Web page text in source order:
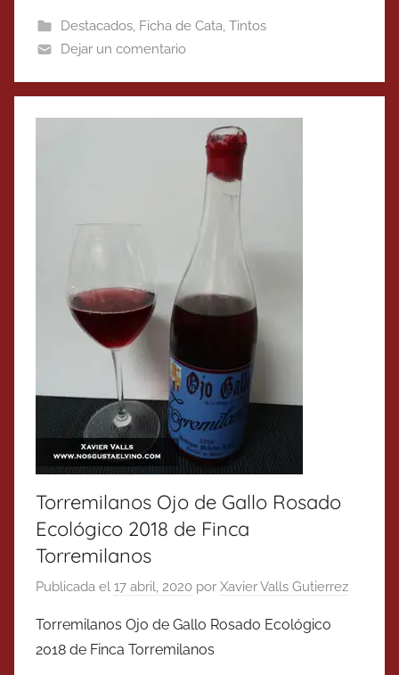
Destacados, Ficha de Cata, Tintos
Dejar un comentario
Torremilanos Ojo de Gallo Rosado
Ecológico 2018 de Finca
Torremilanos
Publicada el 17 abril, 2020 por Xavier Valls Gutierrez
Torremilanos Ojo de Gallo Rosado Ecológico
2018 de Finca Torremilanos